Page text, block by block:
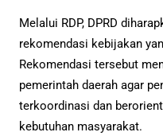
Melalui RDP, DPRD
rekomendasi kebijakan
Rekomendasi tersebut
pemerintah daerah agar
terkoordinasi dan
kebutuhan masyarakat.